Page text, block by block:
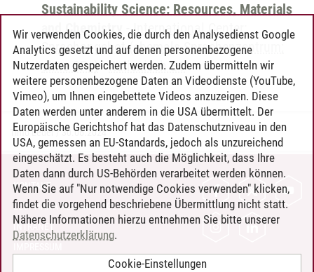
Sustainability Science: Resources, Materials
and Chemistry -International Center:
Sprachangebot (ehemals Sprachenzentrum;
ohne CPs)-Italienisch B1
Timo Leder/30.06.2024
KONTAKT
LEUPHANA ALS ARBEITGEBER
INTRANET
Wir verwenden Cookies, die durch den Analysedienst Google
Analytics gesetzt und auf denen personenbezogene
Nutzerdaten gespeichert werden. Zudem übermitteln wir
weitere personenbezogene Daten an Videodienste (YouTube,
Vimeo), um Ihnen eingebettete Videos anzuzeigen. Diese
Daten werden unter anderem in die USA übermittelt. Der
Europäische Gerichtshof hat das Datenschutzniveau in den
USA, gemessen an EU-Standards, jedoch als unzureichend
eingeschätzt. Es besteht auch die Möglichkeit, dass Ihre
Daten dann durch US-Behörden verarbeitet werden können.
Wenn Sie auf "Nur notwendige Cookies verwenden" klicken,
findet die vorgehend beschriebene Übermittlung nicht statt.
Nähere Informationen hierzu entnehmen Sie bitte unserer
Datenschutzerklärung.
Cookie-Einstellungen